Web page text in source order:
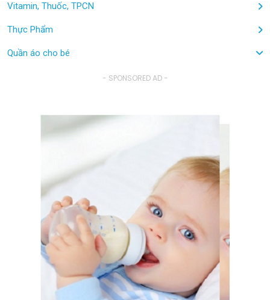
Vitamin, Thuốc, TPCN
Thực Phẩm
Quần áo cho bé
- SPONSORED AD -